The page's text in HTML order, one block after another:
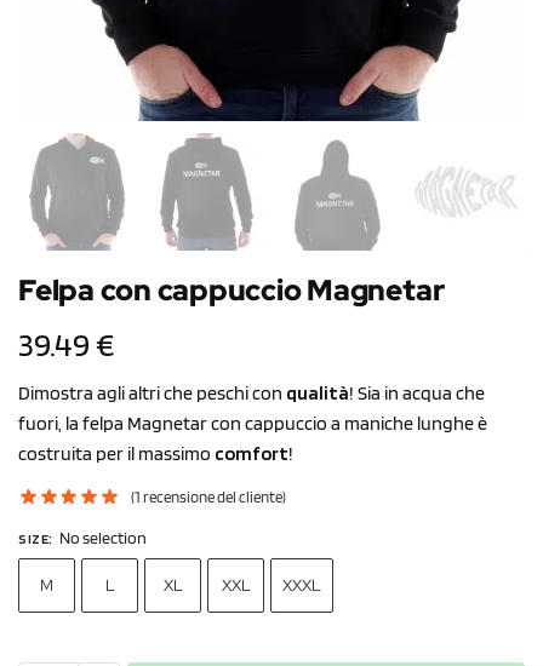
Felpa con cappuccio Magnetar
39.49€
Dimostra agli altri che peschi con qualità! Sia in acqua che
fuori, la felpa Magnetar con cappuccio a maniche lunghe è
costruita per il massimo comfort!
(1 recensione del cliente)
SIZE: No selection
M L XL XXL XXXL